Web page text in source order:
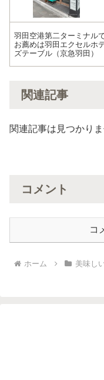
羽田空港第二ターミナル
お薦めは羽田エクセルホ
ズテーブル（京急羽田）
関連記事
関連記事は見つかりま
コメント
コ
ホーム 美味し